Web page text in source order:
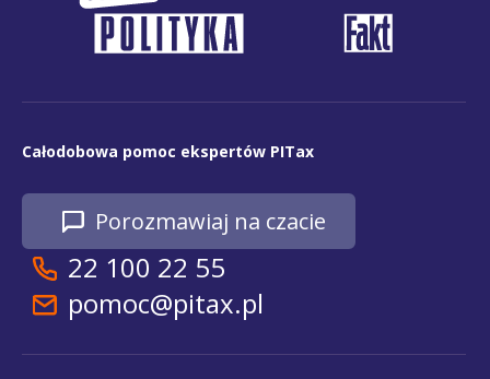
Całodobowa pomoc ekspertów PITax
Porozmawiaj na czacie
22 100 22 55
pomoc@pitax.pl